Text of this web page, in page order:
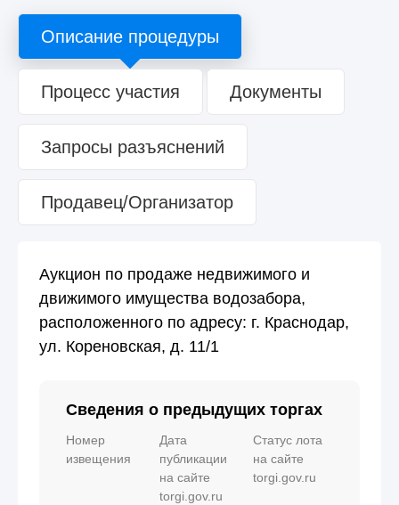
Описание процедуры
Процесс участия Документы
Запросы разъяснений
Продавец/Организатор
Аукцион по продаже недвижимого и
движимого имущества водозабора,
расположенного по адресу: г. Краснодар,
ул. Кореновская, д. 11/1
Сведения о предыдущих торгах
Номер
извещения
Дата
публикации
на сайте
torgi.gov.ru
Статус лота
на сайте
torgi.gov.ru